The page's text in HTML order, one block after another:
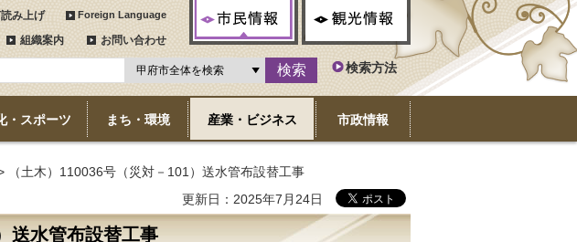
み上げ Foreign Language
組織案内 お問い合わせ
検索方法
・スポーツ まち・環境 産業・ビジネス 市政情報
（土木）110036号（災対－101）送水管布設替工事
更新日：2025年7月24日
送水管布設替工事